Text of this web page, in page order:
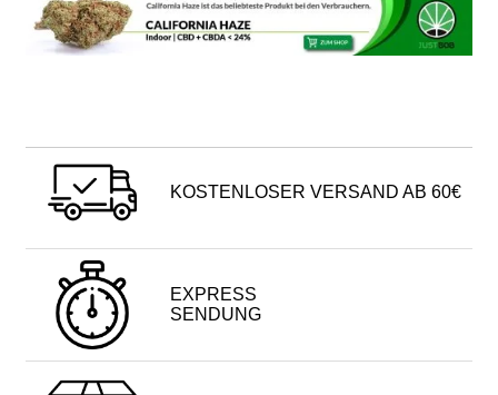
KOSTENLOSER VERSAND AB 60€
EXPRESS
SENDUNG